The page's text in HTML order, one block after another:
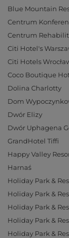
Blue Mountain
Centrum
Centrum
Citi Hotel's
Citi Hotels
Coco Boutique
Dolina Charlotty
Dom
Dwór Elizy
Dwór Uphagena
GrandHotel Tiffi
Happy Valley
Harnaś
Holiday Park &
Holiday Park &
Holiday Park &
Holiday Park &
Holiday Park &